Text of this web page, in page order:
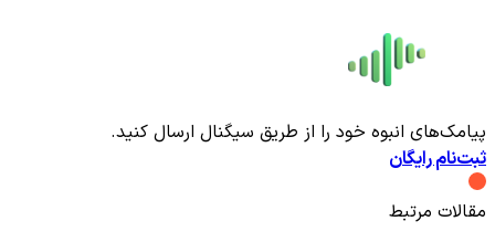
پیامک‌های انبوه خود را از طریق سیگنال ارسال کنید.
ثبت‌نام رایگان
مقالات مرتبط